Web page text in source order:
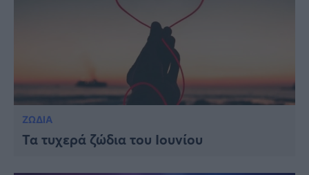
ΖΩΔΙΑ
Τα τυχερά ζώδια του Ιουνίου